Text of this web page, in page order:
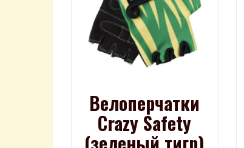
Велоперчатки
Crazy Safety